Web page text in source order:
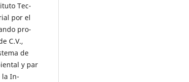
Tec­
por el
pro­
C.V.,
de
y par
la In­